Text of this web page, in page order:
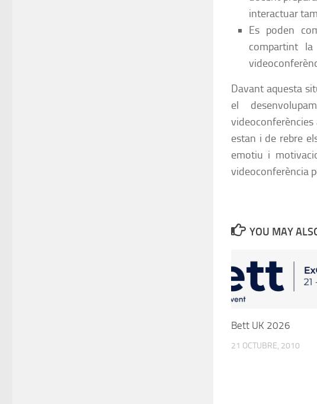
interactuar
Es poden
compartint
Davant aquesta
el
videoconferències
estan i de rebre
emotiu i
videoconferència
YOU MAY
Bett UK 2026
21 OCTUBRE, 2010